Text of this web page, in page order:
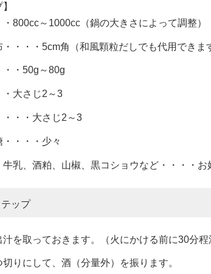
・800cc～1000cc（鍋の大きさによって調整）
・・・・5cm角（和風顆粒だしでも代用できま
・・50g～80g
・大さじ2～3
・・・大さじ2～3
・・・少々
牛乳、酒粕、山椒、黒コショウなど・・・・お
ップ
汁を取っておきます。（火にかける前に30分程
りにして、酒（分量外）を振ります。